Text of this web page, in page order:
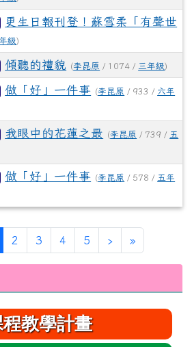
更生日報刊登！蘇雪柔「有聲世
級)
傾聽的禮貌 (李昆原 / 1074 / 三年級)
做「好」一件事 (李昆原 / 933 / 六年
我眼中的花蓮之最 (李昆原 / 739 / 五
做「好」一件事 (李昆原 / 578 / 五年
(目前頁次)
2 3 4 5 ›下一頁
»最後頁
教學計畫